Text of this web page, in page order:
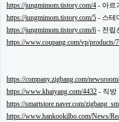
주
소
야
돔
코
리
아
건
강
https://jungmimom.tistory.com/4 - 아르
https://jungmimom.tistory.com/5 - 스테
https://jungmimom.tistory.com/6 - 전립
https://www.coupang.com/vp/products/
https://company.zigbang.com/
https://www.khaiyang.com/4432 - 직방
https://smartstore.naver.com/
https://www.hankookilbo.com/News/